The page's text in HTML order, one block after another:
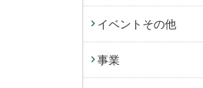
イベントその他
事業